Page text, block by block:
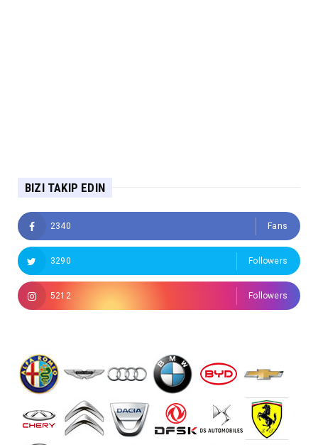
BIZI TAKIP EDIN
2340 Fans
3290 Followers
5212 Followers